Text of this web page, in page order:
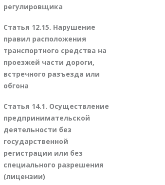
регулировщика
Статья 12.15. Нарушение
правил расположения
транспортного средства на
проезжей части дороги,
встречного разъезда или
обгона
Статья 14.1. Осуществление
предпринимательской
деятельности без
государственной
регистрации или без
специального разрешения
(лицензии)